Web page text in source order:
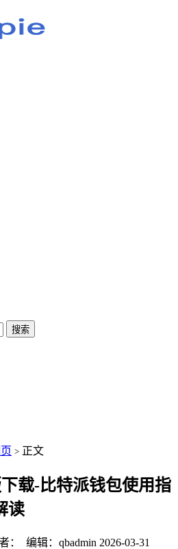
搜索
> 正文
载-比特派钱包使用指
读
： 编辑：qbadmin 2026-03-31